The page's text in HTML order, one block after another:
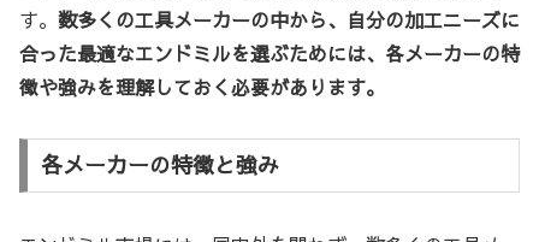
す。 数多くの工具メーカーの中から、自分の加工ニーズに
合った最適なエンドミルを選ぶためには、各メーカーの特
徴や強みを理解しておく必要があります。
各メーカーの特徴と強み